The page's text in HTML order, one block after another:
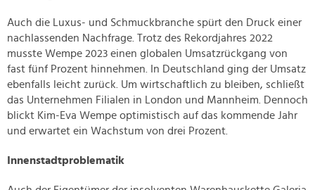
Auch die Luxus- und Schmuckbranche spürt den Druck einer
nachlassenden Nachfrage. Trotz des Rekordjahres 2022
musste Wempe 2023 einen globalen Umsatzrückgang von
fast fünf Prozent hinnehmen. In Deutschland ging der Umsatz
ebenfalls leicht zurück. Um wirtschaftlich zu bleiben, schließt
das Unternehmen Filialen in London und Mannheim. Dennoch
blickt Kim-Eva Wempe optimistisch auf das kommende Jahr
und erwartet ein Wachstum von drei Prozent.
Innenstadtproblematik